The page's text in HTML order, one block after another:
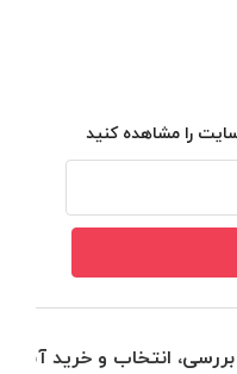
را مشاهده کنید
بررسی، انتخاب و خرید